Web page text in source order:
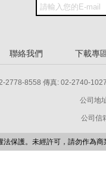
聯絡我們 下載專
2778-8558 傳真: 02-2740-
公司地
公司信
保護。未經許可，請勿作為商